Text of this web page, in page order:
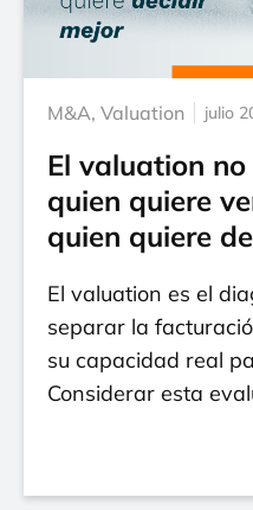
M&A, Valuation julio
El valuation
quien quiere
quien quiere
El valuation es el
separar la
su capacidad real
Considerar esta